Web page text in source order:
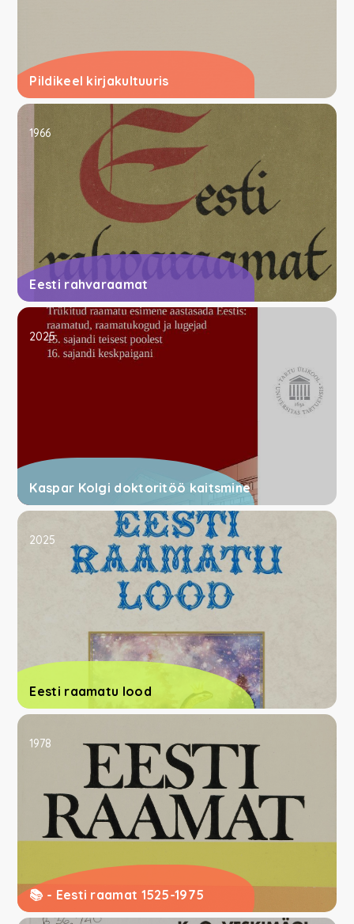
Pildikeel kirjakultuuris
Eesti rahvaraamat
1966
Kaspar Kolgi doktoritöö kaitsmine
2025
Eesti raamatu lood
2025
📚 - Eesti raamat 1525-1975
1978